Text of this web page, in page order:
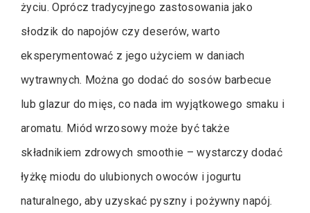
życiu. Oprócz tradycyjnego zastosowania jako
słodzik do napojów czy deserów, warto
eksperymentować z jego użyciem w daniach
wytrawnych. Można go dodać do sosów barbecue
lub glazur do mięs, co nada im wyjątkowego smaku i
aromatu. Miód wrzosowy może być także
składnikiem zdrowych smoothie – wystarczy dodać
łyżkę miodu do ulubionych owoców i jogurtu
naturalnego, aby uzyskać pyszny i pożywny napój.